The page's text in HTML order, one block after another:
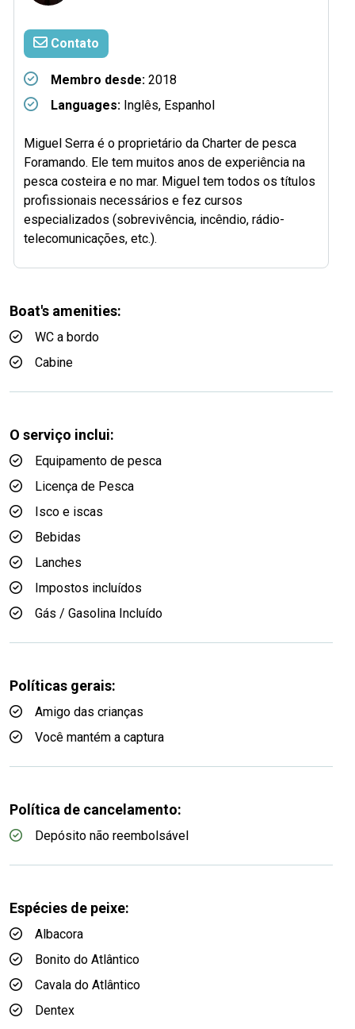
Contato
Membro desde: 2018
Languages: Inglês, Espanhol
Miguel Serra é o proprietário da Charter de pesca
Foramando. Ele tem muitos anos de experiência na
pesca costeira e no mar. Miguel tem todos os títulos
profissionais necessários e fez cursos
especializados (sobrevivência, incêndio, rádio-
telecomunicações, etc.).
Boat's amenities:
WC a bordo
Cabine
O serviço inclui:
Equipamento de pesca
Licença de Pesca
Isco e iscas
Bebidas
Lanches
Impostos incluídos
Gás / Gasolina Incluído
Políticas gerais:
Amigo das crianças
Você mantém a captura
Política de cancelamento:
Depósito não reembolsável
Espécies de peixe:
Albacora
Bonito do Atlântico
Cavala do Atlântico
Dentex